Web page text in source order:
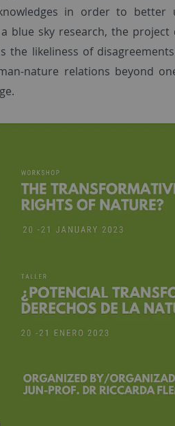
in order to better
blue sky research, the
likeliness of
nature relations beyond